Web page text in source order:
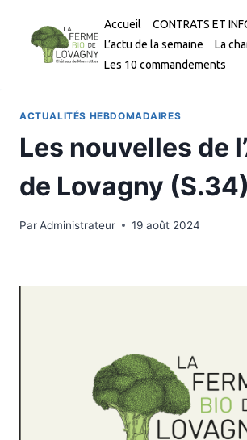
contenu
Accueil
CONTRATS ET
L’actu de la semaine
La
Les 10 commandements
ACTUALITÉS HEBDOMADAIRES
Les nouvelles de
de Lovagny (S.34)
ParAdministrateur 19 août 2024